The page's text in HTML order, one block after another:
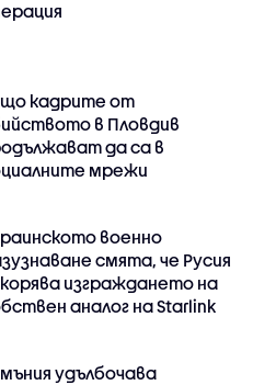
кадрите от
в Пловдив
да са в
мрежи
военно
смята, че Русия
изграждането на
аналог на Starlink
удълбочава